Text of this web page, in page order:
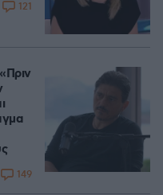
121
149